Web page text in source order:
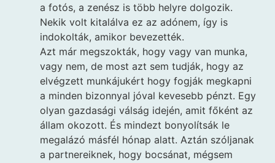
a fotós, a zenész is több helyre dolgozik.
Nekik volt kitalálva ez az adónem, így is
indokolták, amikor bevezették.
Azt már megszokták, hogy vagy van munka,
vagy nem, de most azt sem tudják, hogy az
elvégzett munkájukért hogy fogják megkapni
a minden bizonnyal jóval kevesebb pénzt. Egy
olyan gazdasági válság idején, amit főként az
állam okozott. És mindezt bonyolítsák le
megalázó másfél hónap alatt. Aztán szóljanak
a partnereiknek, hogy bocsánat, mégsem